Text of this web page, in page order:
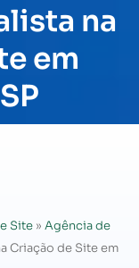
na
em
Site » Agência de
Criação de Site em